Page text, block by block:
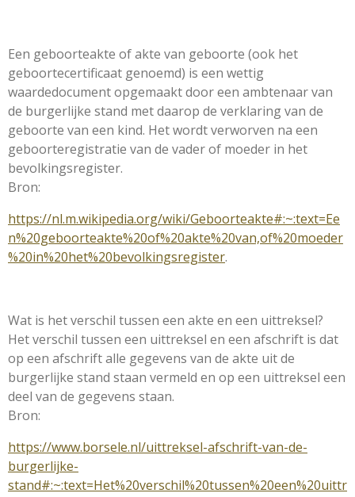
Een geboorteakte of akte van geboorte (ook het
geboortecertificaat genoemd) is een wettig
waardedocument opgemaakt door een ambtenaar van
de burgerlijke stand met daarop de verklaring van de
geboorte van een kind. Het wordt verworven na een
geboorteregistratie van de vader of moeder in het
bevolkingsregister.
Bron:
https://nl.m.wikipedia.org/wiki/Geboorteakte#:~:text=Ee
n%20geboorteakte%20of%20akte%20van,of%20moeder
%20in%20het%20bevolkingsregister.
Wat is het verschil tussen een akte en een uittreksel?
Het verschil tussen een uittreksel en een afschrift is dat
op een afschrift alle gegevens van de akte uit de
burgerlijke stand staan vermeld en op een uittreksel een
deel van de gegevens staan.
Bron:
https://www.borsele.nl/uittreksel-afschrift-van-de-
burgerlijke-
stand#:~:text=Het%20verschil%20tussen%20een%20uittr